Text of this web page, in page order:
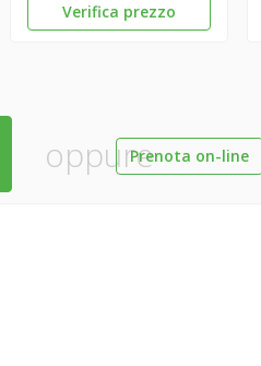
Verifica prezzo
oppurePrenota on-line